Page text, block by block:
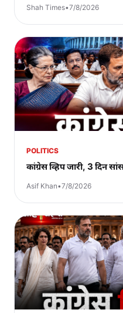
Shah Times•7/8/2026
POLITICS
कांग्रेस व्हिप जारी, 3 दिन
Asif Khan•7/8/2026